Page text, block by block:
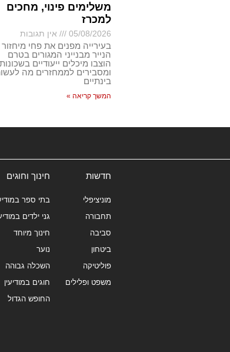
משלימים פינוי, מחכים
למכרז
05/08/2026 אין תגובות
בעירייה מפנים את פחי מיחזור
הנייר מבנייני המגורים בטרם
הוצבו מיכלים ייעודיים
ומסבירים לממחזרים מה
בינתיים
המשך קריאה »
חדשות
מוניציפלי
תחבורה
סביבה
ביטחון
פוליטיקה
משפט ופלילים
חינוך וחוגים
בתי ספר
גני ילדים
חינוך מיוחד
נוער
השכלה גבוהה
חוגים במודיעין
החופש הגדול